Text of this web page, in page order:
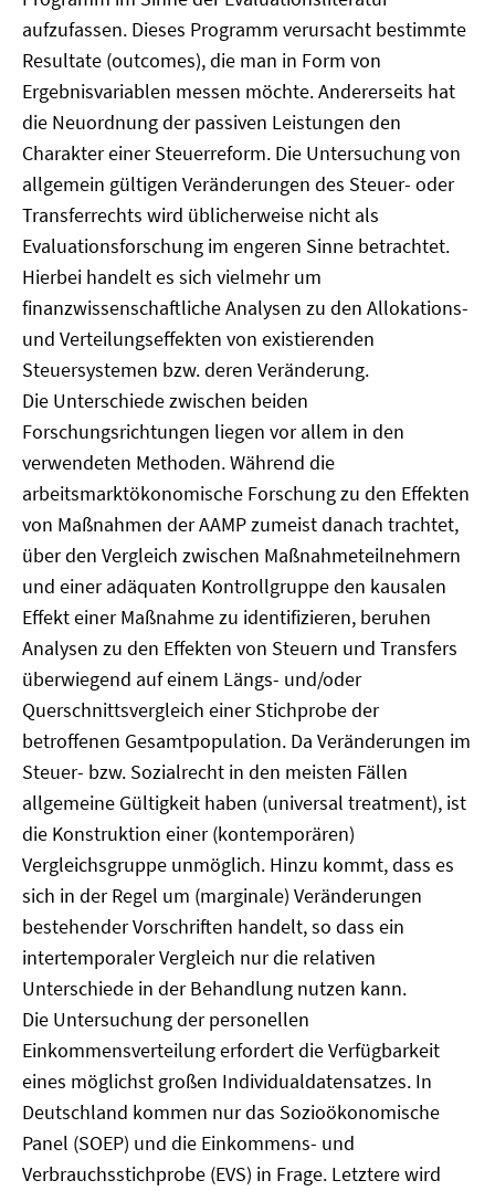
aufzufassen. Dieses Programm verursacht bestimmte
Resultate (outcomes), die man in Form von
Ergebnisvariablen messen möchte. Andererseits hat
die Neuordnung der passiven Leistungen den
Charakter einer Steuerreform. Die Untersuchung von
allgemein gültigen Veränderungen des Steuer- oder
Transferrechts wird üblicherweise nicht als
Evaluationsforschung im engeren Sinne betrachtet.
Hierbei handelt es sich vielmehr um
finanzwissenschaftliche Analysen zu den Allokations-
und Verteilungseffekten von existierenden
Steuersystemen bzw. deren Veränderung.
Die Unterschiede zwischen beiden
Forschungsrichtungen liegen vor allem in den
verwendeten Methoden. Während die
arbeitsmarktökonomische Forschung zu den Effekten
von Maßnahmen der AAMP zumeist danach trachtet,
über den Vergleich zwischen Maßnahmeteilnehmern
und einer adäquaten Kontrollgruppe den kausalen
Effekt einer Maßnahme zu identifizieren, beruhen
Analysen zu den Effekten von Steuern und Transfers
überwiegend auf einem Längs- und/oder
Querschnittsvergleich einer Stichprobe der
betroffenen Gesamtpopulation. Da Veränderungen im
Steuer- bzw. Sozialrecht in den meisten Fällen
allgemeine Gültigkeit haben (universal treatment), ist
die Konstruktion einer (kontemporären)
Vergleichsgruppe unmöglich. Hinzu kommt, dass es
sich in der Regel um (marginale) Veränderungen
bestehender Vorschriften handelt, so dass ein
intertemporaler Vergleich nur die relativen
Unterschiede in der Behandlung nutzen kann.
Die Untersuchung der personellen
Einkommensverteilung erfordert die Verfügbarkeit
eines möglichst großen Individualdatensatzes. In
Deutschland kommen nur das Sozioökonomische
Panel (SOEP) und die Einkommens- und
Verbrauchsstichprobe (EVS) in Frage. Letztere wird